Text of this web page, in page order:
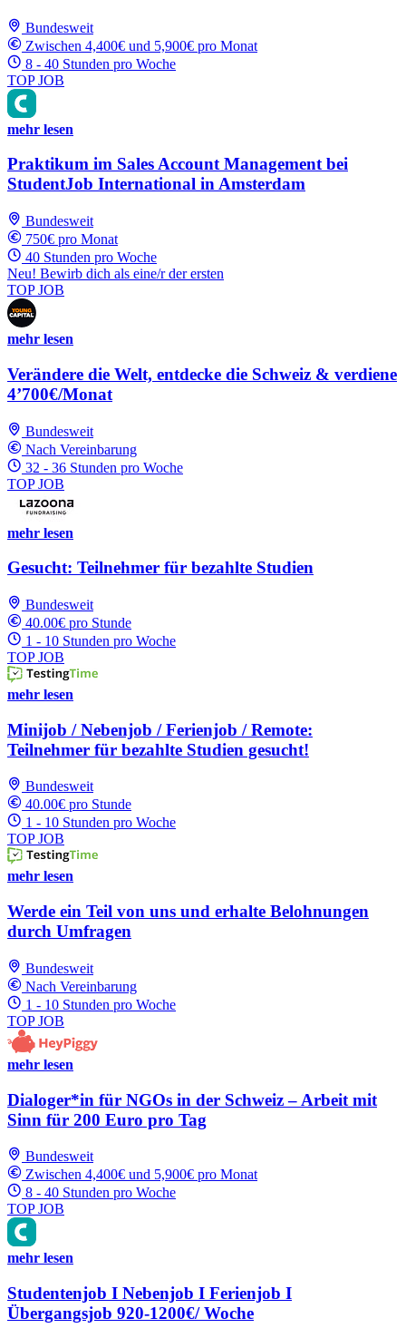
Bundesweit
Zwischen 4,400€ und 5,900€ pro Monat
8 - 40 Stunden pro Woche
TOP JOB
mehr lesen
Praktikum im Sales Account Management bei
StudentJob International in Amsterdam
Bundesweit
750€ pro Monat
40 Stunden pro Woche
Neu! Bewirb dich als eine/r der ersten
TOP JOB
mehr lesen
Verändere die Welt, entdecke die Schweiz & verdiene
4’700€/Monat
Bundesweit
Nach Vereinbarung
32 - 36 Stunden pro Woche
TOP JOB
mehr lesen
Gesucht: Teilnehmer für bezahlte Studien
Bundesweit
40.00€ pro Stunde
1 - 10 Stunden pro Woche
TOP JOB
mehr lesen
Minijob / Nebenjob / Ferienjob / Remote:
Teilnehmer für bezahlte Studien gesucht!
Bundesweit
40.00€ pro Stunde
1 - 10 Stunden pro Woche
TOP JOB
mehr lesen
Werde ein Teil von uns und erhalte Belohnungen
durch Umfragen
Bundesweit
Nach Vereinbarung
1 - 10 Stunden pro Woche
TOP JOB
mehr lesen
Dialoger*in für NGOs in der Schweiz – Arbeit mit
Sinn für 200 Euro pro Tag
Bundesweit
Zwischen 4,400€ und 5,900€ pro Monat
8 - 40 Stunden pro Woche
TOP JOB
mehr lesen
Studentenjob I Nebenjob I Ferienjob I
Übergangsjob 920-1200€/ Woche